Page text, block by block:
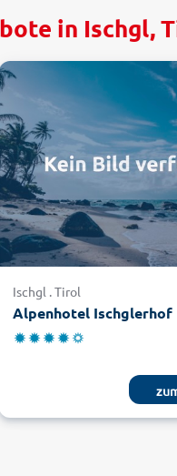
in Ischgl,
Ischgl . Tirol
Alpenhotel Ischglerhof